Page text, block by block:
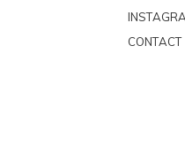
CONTACT